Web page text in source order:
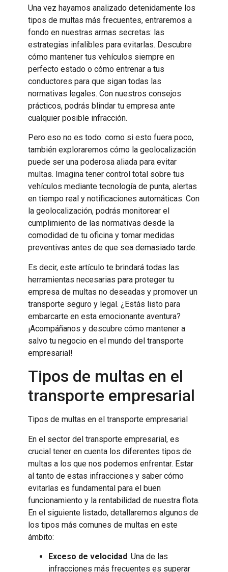
Una vez hayamos analizado detenidamente los
tipos de multas más frecuentes, entraremos a
fondo en nuestras armas secretas: las
estrategias infalibles para evitarlas. Descubre
cómo mantener tus vehículos siempre en
perfecto estado o cómo entrenar a tus
conductores para que sigan todas las
normativas legales. Con nuestros consejos
prácticos, podrás blindar tu empresa ante
cualquier posible infracción.
Pero eso no es todo: como si esto fuera poco,
también exploraremos cómo la geolocalización
puede ser una poderosa aliada para evitar
multas. Imagina tener control total sobre tus
vehículos mediante tecnología de punta, alertas
en tiempo real y notificaciones automáticas. Con
la geolocalización, podrás monitorear el
cumplimiento de las normativas desde la
comodidad de tu oficina y tomar medidas
preventivas antes de que sea demasiado tarde.
Es decir, este artículo te brindará todas las
herramientas necesarias para proteger tu
empresa de multas no deseadas y promover un
transporte seguro y legal. ¿Estás listo para
embarcarte en esta emocionante aventura?
¡Acompáñanos y descubre cómo mantener a
salvo tu negocio en el mundo del transporte
empresarial!
Tipos de multas en el
transporte empresarial
Tipos de multas en el transporte empresarial
En el sector del transporte empresarial, es
crucial tener en cuenta los diferentes tipos de
multas a los que nos podemos enfrentar. Estar
al tanto de estas infracciones y saber cómo
evitarlas es fundamental para el buen
funcionamiento y la rentabilidad de nuestra flota.
En el siguiente listado, detallaremos algunos de
los tipos más comunes de multas en este
ámbito:
Exceso de velocidad. Una de las
infracciones más frecuentes es superar